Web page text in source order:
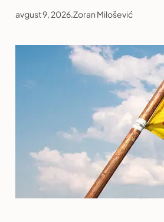
avgust 9, 2026.Zoran Milošević